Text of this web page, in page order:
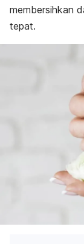
membersihkan
tepat.